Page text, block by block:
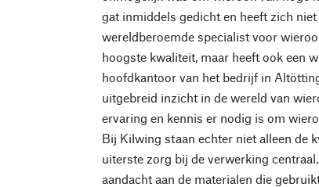
gat inmiddels gedicht en heeft zich
wereldberoemde specialist voor
hoogste kwaliteit, maar heeft ook een
hoofdkantoor van het bedrijf in
uitgebreid inzicht in de wereld van
ervaring en kennis er nodig is om
Bij Kilwing staan echter niet alleen de
uiterste zorg bij de verwerking
aandacht aan de materialen die